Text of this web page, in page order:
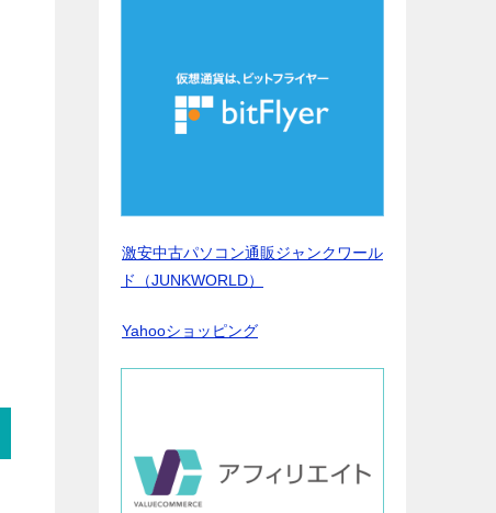
激安中古パソコン通販ジャンクワール
ド（JUNKWORLD）
Yahooショッピング